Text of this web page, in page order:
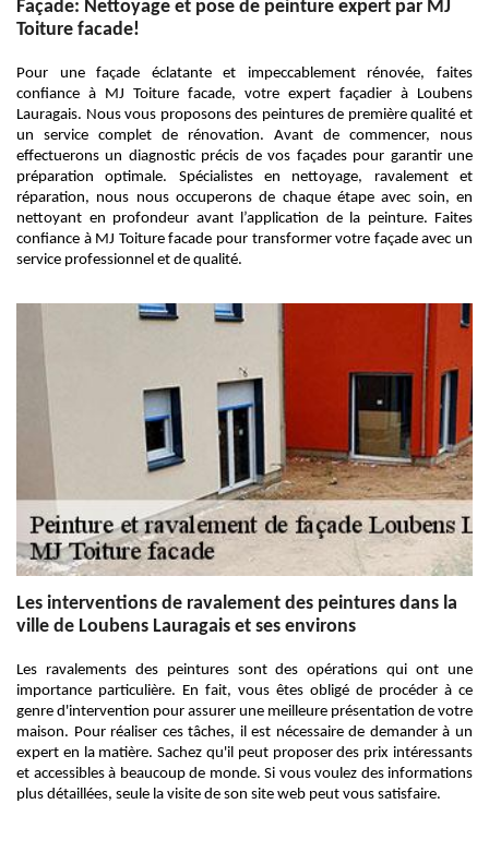
Façade: Nettoyage et pose de peinture expert par MJ
Toiture facade!
Pour une façade éclatante et impeccablement rénovée, faites
confiance à MJ Toiture facade, votre expert façadier à Loubens
Lauragais. Nous vous proposons des peintures de première qualité et
un service complet de rénovation. Avant de commencer, nous
effectuerons un diagnostic précis de vos façades pour garantir une
préparation optimale. Spécialistes en nettoyage, ravalement et
réparation, nous nous occuperons de chaque étape avec soin, en
nettoyant en profondeur avant l’application de la peinture. Faites
confiance à MJ Toiture facade pour transformer votre façade avec un
service professionnel et de qualité.
Les interventions de ravalement des peintures dans la
ville de Loubens Lauragais et ses environs
Les ravalements des peintures sont des opérations qui ont une
importance particulière. En fait, vous êtes obligé de procéder à ce
genre d'intervention pour assurer une meilleure présentation de votre
maison. Pour réaliser ces tâches, il est nécessaire de demander à un
expert en la matière. Sachez qu'il peut proposer des prix intéressants
et accessibles à beaucoup de monde. Si vous voulez des informations
plus détaillées, seule la visite de son site web peut vous satisfaire.